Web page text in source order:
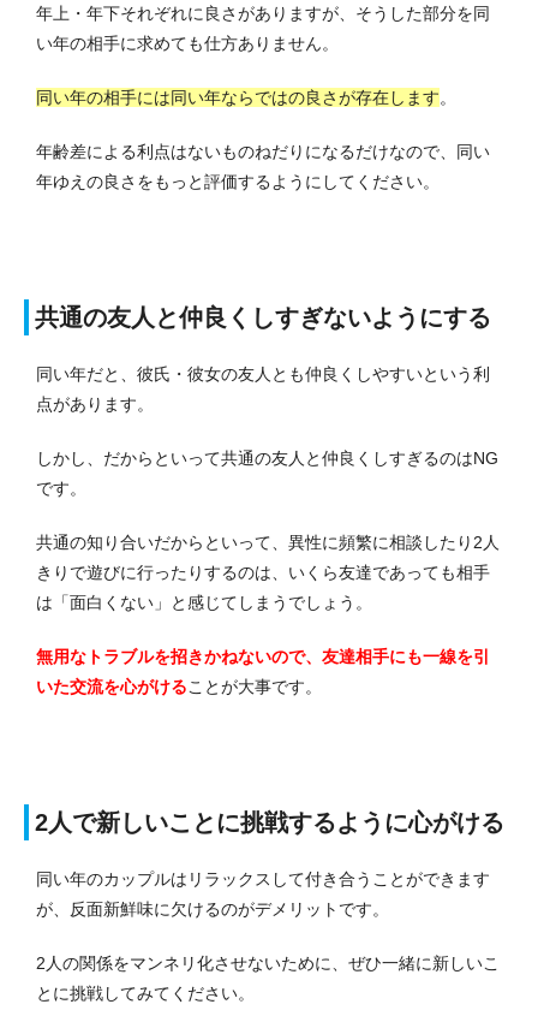
年上・年下それぞれに良さがありますが、そうした部分を同
い年の相手に求めても仕方ありません。
同い年の相手には同い年ならではの良さが存在します。
年齢差による利点はないものねだりになるだけなので、同い
年ゆえの良さをもっと評価するようにしてください。
共通の友人と仲良くしすぎないようにする
同い年だと、彼氏・彼女の友人とも仲良くしやすいという利
点があります。
しかし、だからといって共通の友人と仲良くしすぎるのはNG
です。
共通の知り合いだからといって、異性に頻繁に相談したり2人
きりで遊びに行ったりするのは、いくら友達であっても相手
は「面白くない」と感じてしまうでしょう。
無用なトラブルを招きかねないので、友達相手にも一線を引
いた交流を心がけることが大事です。
2人で新しいことに挑戦するように心がける
同い年のカップルはリラックスして付き合うことができます
が、反面新鮮味に欠けるのがデメリットです。
2人の関係をマンネリ化させないために、ぜひ一緒に新しいこ
とに挑戦してみてください。